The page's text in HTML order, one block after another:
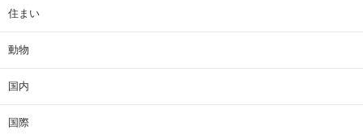
住まい
動物
国内
国際